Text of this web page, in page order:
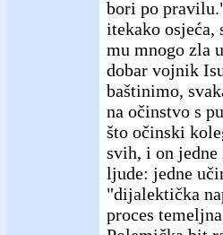
bori po
itekako osjeća,
mu mnogo zla
dobar vojnik
baštinimo,
na očinstvo s
što očinski
svih, i on jedne
ljude: jedne
"dijalektička
proces